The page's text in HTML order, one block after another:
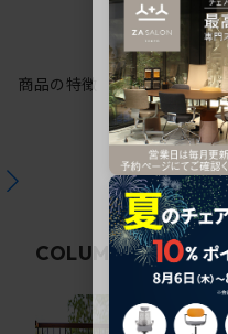
商品の特徴
COLUMN関連コラム